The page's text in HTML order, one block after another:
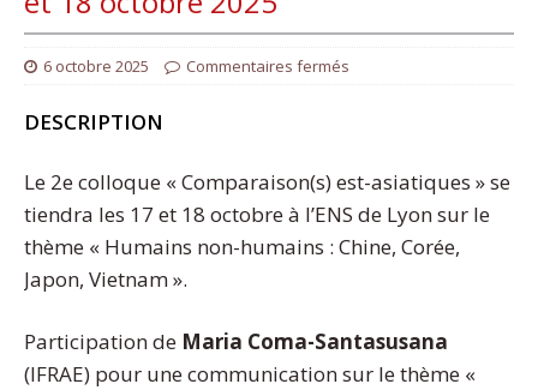
6 octobre 2025 Commentaires fermés
DESCRIPTION
Le 2e colloque « Comparaison(s) est-asiatiques » se
tiendra les 17 et 18 octobre à l’ENS de Lyon sur le
thème « Humains non-humains : Chine, Corée,
Japon, Vietnam ».
Participation de Maria Coma-Santasusana
(IFRAE) pour une communication sur le thème «